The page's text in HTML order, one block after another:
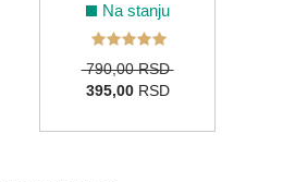
Na stanju
790,00 RSD
395,00RSD